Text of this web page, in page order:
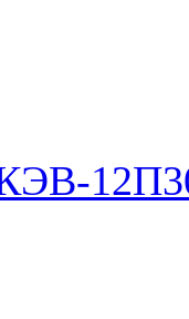
КЭВ-